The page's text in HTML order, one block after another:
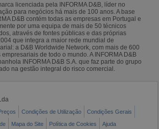
licenciada pela INFORMA D&B, líder no
para negócios há mais de 100 anos. A base
D&B contém todas as empresas em Portugal e
por uma equipa de mais de 50 técnicos
através de fontes públicas e das próprias
que integra a maior rede mundial de
a D&B Worldwide Network, com mais de 600
de todo o mundo. A INFORMA D&B
INFORMA D&B S.A. que faz parte do grupo
na gestão integral do risco comercial.
Condições de Utilização
Condições Gerais
Mapa do Site Política de Cookies Ajuda